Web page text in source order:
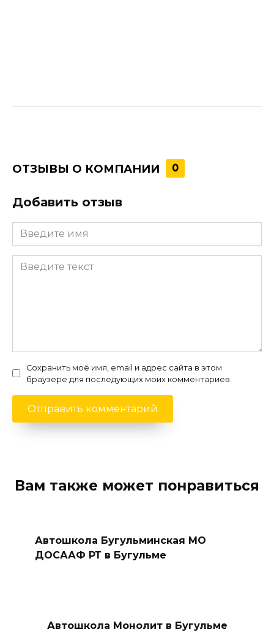
ОТЗЫВЫ О КОМПАНИИ 0
Добавить отзыв
Сохранить моё имя, email и адрес сайта в этом
браузере для последующих моих комментариев.
Вам также может понравиться
Автошкола Бугульминская МО
ДОСААФ РТ в Бугульме
Автошкола Монолит в Бугульме